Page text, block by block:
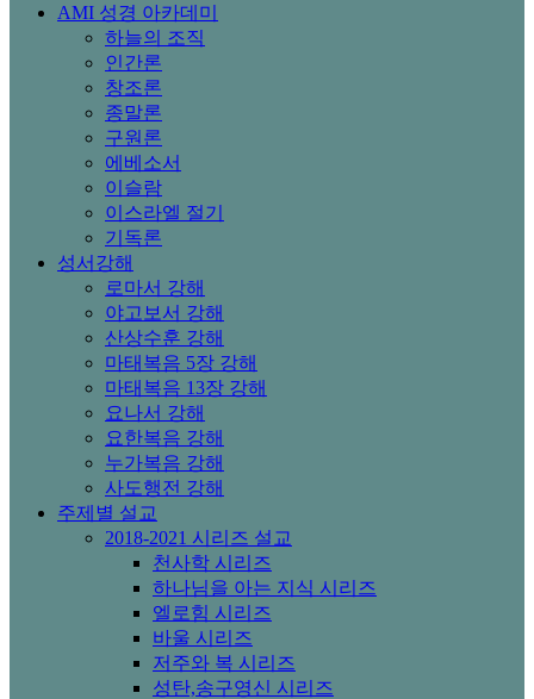
AMI 성경 아카데미
하늘의 조직
인간론
창조론
종말론
구원론
에베소서
이슬람
이스라엘 절기
기독론
성서강해
로마서 강해
야고보서 강해
산상수훈 강해
마태복음 5장 강해
마태복음 13장 강해
요나서 강해
요한복음 강해
누가복음 강해
사도행전 강해
주제별 설교
2018-2021 시리즈 설교
천사학 시리즈
하나님을 아는 지식 시리즈
엘로힘 시리즈
바울 시리즈
저주와 복 시리즈
성탄,송구영신 시리즈